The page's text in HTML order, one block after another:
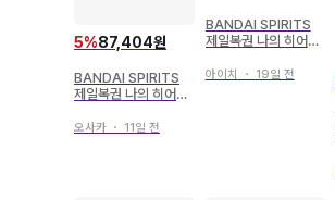
5%87,404원
BANDAI SPIRITS
제일복권 나의 히어로
MPACT B상 바쿠고
오사카 ・ 11일 전
BANDAI SPIRITS
제일복권 나의 히어로
MPACT B상 바쿠고
아이치 ・ 19일 전